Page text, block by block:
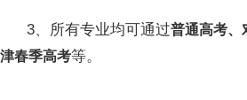
3、所有专业均可通过普通高考、
津春季高考等。